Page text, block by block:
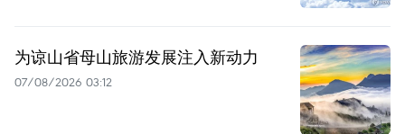
为谅山省母山旅游发展注入新动力
07/08/2026 03:12